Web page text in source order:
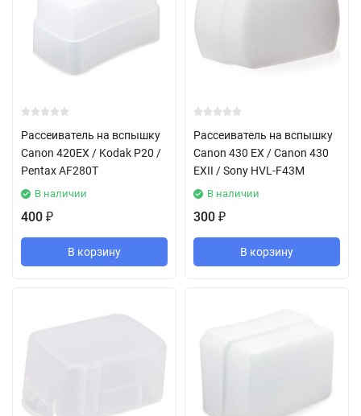
Рассеиватель на вспышку
Canon 420EX / Kodak P20 /
Pentax AF280T
В наличии
400 ₽
В корзину
Рассеиватель на вспышку
Canon 430 EX / Canon 430
EXII / Sony HVL-F43M
В наличии
300 ₽
В корзину